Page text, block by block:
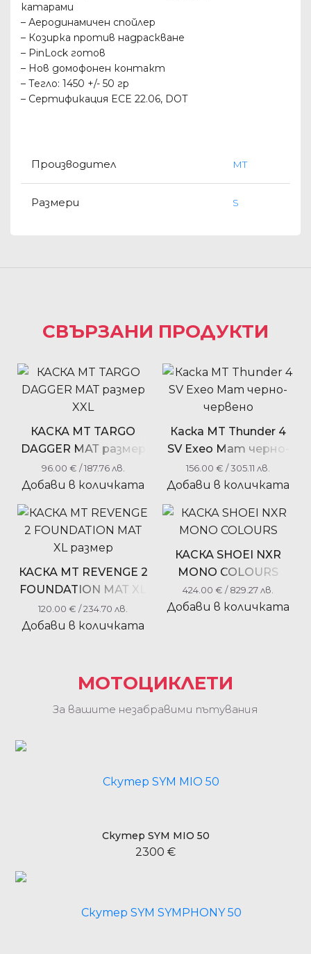
катарами
– Аеродинамичен спойлер
– Козирка против надраскване
– PinLock готов
– Нов домофонен контакт
– Тегло: 1450 +/- 50 гр
– Сертификация ECE 22.06, DOT
Производител MT
Размери S
СВЪРЗАНИ ПРОДУКТИ
КАСКА MT TARGO
DAGGER МАТ размер
XXL
96.00 € / 187.76 лв.
Добави в количката
Каска MT Thunder 4
SV Exeo Мат черно-
червено
156.00 € / 305.11 лв.
Добави в количката
КАСКА MT REVENGE 2
FOUNDATION МАТ XL
размер
120.00 € / 234.70 лв.
Добави в количката
КАСКА SHOEI NXR
MONO COLOURS
424.00 € / 829.27 лв.
Добави в количката
МОТОЦИКЛЕТИ
За вашите незабравими пътувания
Скутер SYM MIO 50
2300 €